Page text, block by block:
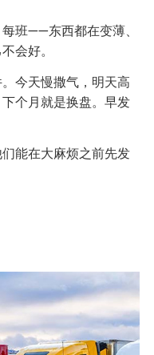
班——东西都在变薄、
会好。
今天慢撒气，明天高
个月就是换盘。早发
能在大麻烦之前先发